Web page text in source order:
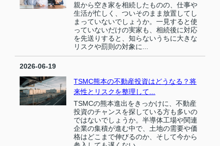
親から空き家を相続したものの、仕事や
生活が忙しく、ついそのまま放置してし
まっていないでしょうか。一見すると使
っていないだけの実家も、相続後に対応
を先送りすると、知らないうちに大きな
リスクや罰則の対象に...
2026-06-19
TSMC熊本の不動産投資はどうなる？将
来性とリスクを整理して...
TSMCの熊本進出をきっかけに、不動産
投資のチャンスを探している方も多いの
ではないでしょうか。半導体工場や関連
企業の集積が進む中で、土地の需要や価
格はどこまで伸びるのか、そして今から